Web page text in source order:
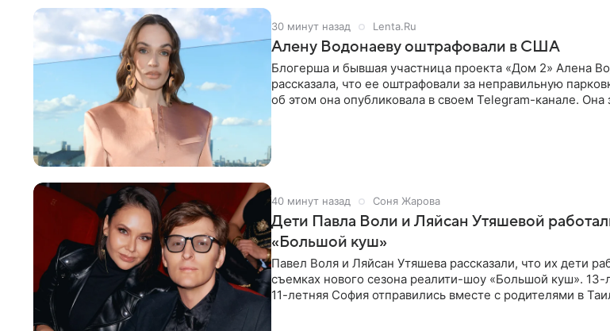
30 минут назад Lenta.Ru
Алену Водонаеву оштрафовали в США
Блогерша и бывшая участница проекта «Дом 2» Алена
рассказала, что ее оштрафовали за неправильную
об этом она опубликовала в своем Telegram-канале. Она
40 минут назад Соня Жарова
Дети Павла Воли и Ляйсан Утяшевой
«Большой куш»
Павел Воля и Ляйсан Утяшева рассказали, что их дети
съемках нового сезона реалити-шоу «Большой куш». 13-
11-летняя София отправились вместе с родителями в